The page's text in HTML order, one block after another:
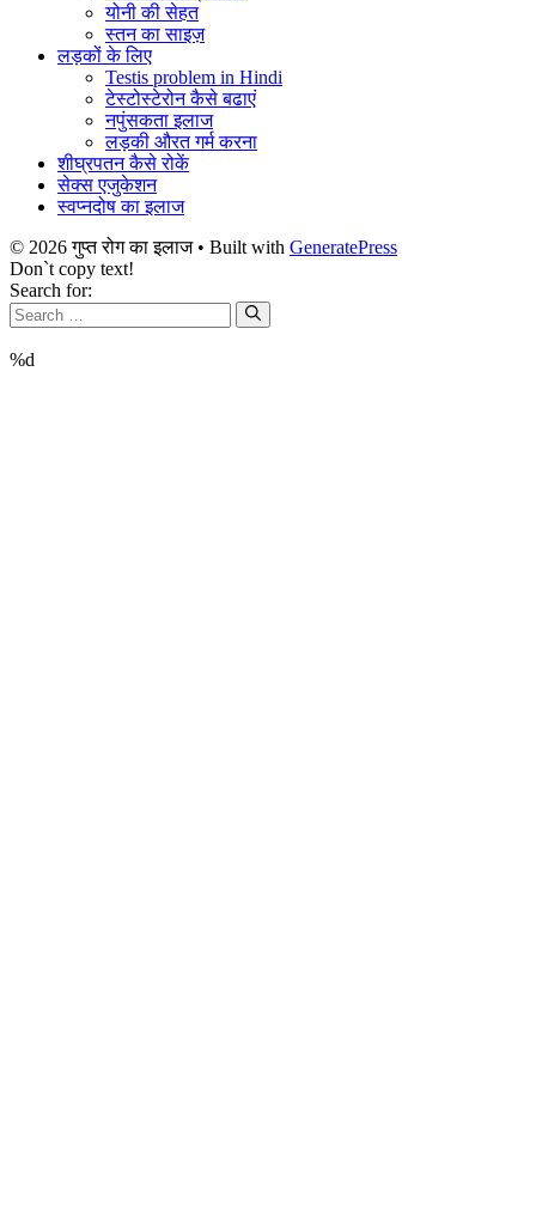
योनी की सेहत
स्तन का साइज़
लड़कों के लिए
Testis problem in Hindi
टेस्टोस्टेरोन कैसे बढाएं
नपुंसकता इलाज
लड़की औरत गर्म करना
शीघ्रपतन कैसे रोकें
सेक्स एजुकेशन
स्वप्नदोष का इलाज
© 2026 गुप्त रोग का इलाज• Built with GeneratePress
Don`t copy text!
Search for:
%d